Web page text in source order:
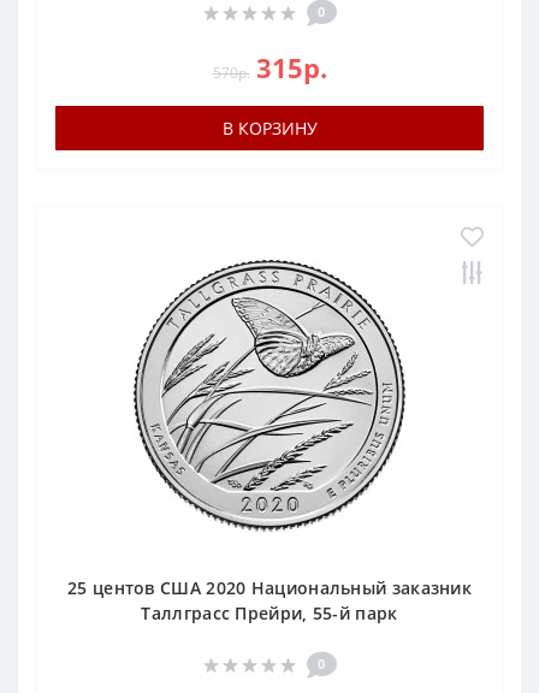
0
570р. 315р.
В КОРЗИНУ
25 центов США 2020 Национальный заказник
Таллграсс Прейри, 55-й парк
0